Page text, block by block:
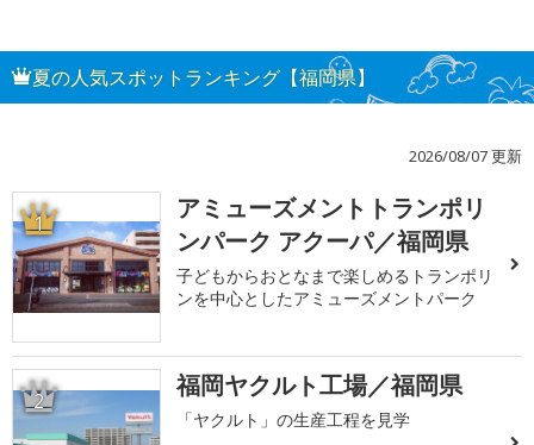
夏の人気スポットランキング【福岡県】
2026/08/07 更新
1
アミューズメントトランポリ
ンパーク アクーパ／福岡県
子どもからおとなまで楽しめるトランポリ
ンを中心としたアミューズメントパーク
2 福岡ヤクルト工場／福岡県
「ヤクルト」の生産工程を見学